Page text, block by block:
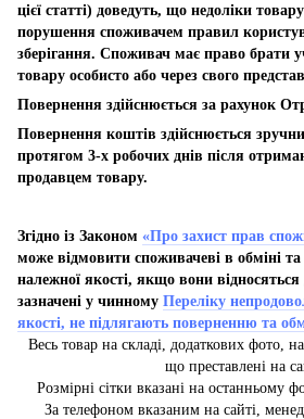
цієї статті) доведуть, що недоліки
порушення споживачем правил
зберігання. Споживач має право брати
товару особисто або через свого
Повернення здійснюється за рахунок
Повернення коштів здійснюється
протягом 3-х робочих днів після
продавцем товару.
Згідно із Законом «Про захист прав
може відмовити споживачеві в обміні та
належної якості, якщо вони
зазначені у чинному Переліку
якості, не підлягають поверненню та
Весь товар на складі, додаткових фото,
що преставлені на
Розмірні сітки вказані на останньому
За телефоном вказаним на сайті,